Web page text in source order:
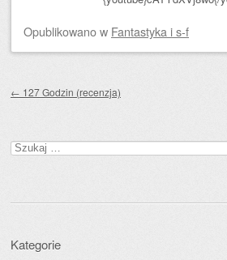
Opublikowanow Fantastyka i s-f
← 127 Godzin (recenzja)
Szukaj:
Kategorie